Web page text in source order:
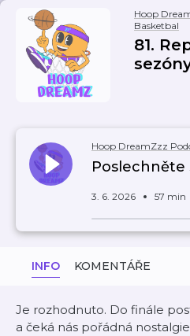
Hoop
Basketbal
81.
Hoop DreamZzz
Poslechněte
3. 6. 2026 57 min
INFO KOMENTÁŘE
Je rozhodnuto. Do finále
a čeká nás pořádná